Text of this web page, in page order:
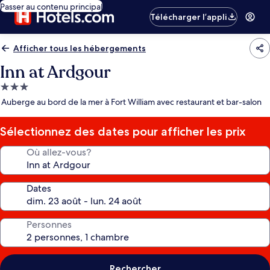
Passer au contenu principal
Télécharger l’appli
Afficher tous les hébergements
Inn at Ardgour
Hébergement
3.0 étoiles
Auberge au bord de la mer à Fort William avec restaurant et bar-salon
Sélectionnez des dates pour afficher les prix
Où allez-vous?
Dates
Personnes